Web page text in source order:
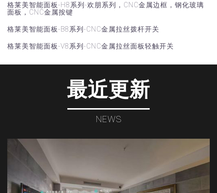
格莱美智能面板-H8系列-欢朋系列，CNC金属边框，钢化玻璃
面板，CNC金属按键
格莱美智能面板-B8系列-CNC金属拉丝拨杆开关
格莱美智能面板-V8系列-CNC金属拉丝面板轻触开关
最近更新
NEWS